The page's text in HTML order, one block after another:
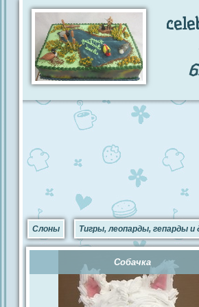
Слоны Тигры, леопарды, гепарды и
Собачка